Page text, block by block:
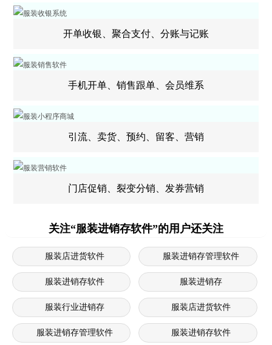
开单收银、聚合支付、分账与记账
手机开单、销售跟单、会员维系
引流、卖货、预约、留客、营销
门店促销、裂变分销、发券营销
关注“服装进销存软件”的用户还关注
服装店进货软件 服装进销存管理软件
服装进销存软件 服装进销存
服装行业进销存 服装店进货软件
服装进销存管理软件 服装进销存软件